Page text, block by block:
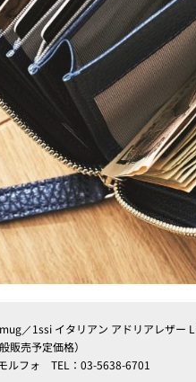
／1ssi イタリアン アドリアレザー
販売予定価格）
ルフォ TEL：03-5638-6701